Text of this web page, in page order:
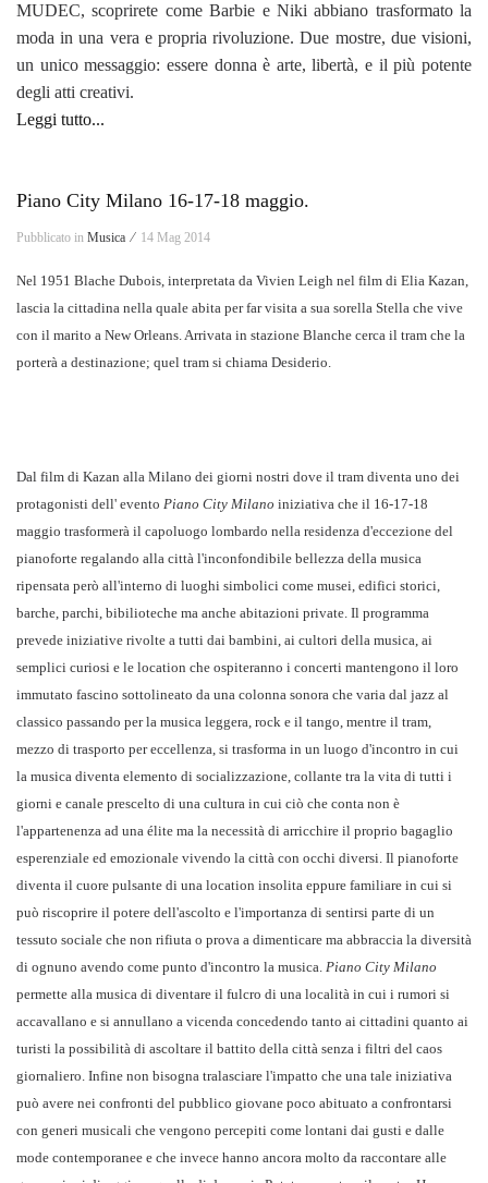
MUDEC, scoprirete come Barbie e Niki abbiano trasformato la
moda in una vera e propria rivoluzione. Due mostre, due visioni,
un unico messaggio: essere donna è arte, libertà, e il più potente
degli atti creativi.
Leggi tutto...
Piano City Milano 16-17-18 maggio.
Pubblicato in Musica ⁄ 14 Mag 2014
Nel 1951 Blache Dubois, interpretata da Vivien Leigh nel film di Elia Kazan,
lascia la cittadina nella quale abita per far visita a sua sorella Stella che vive
con il marito a New Orleans. Arrivata in stazione Blanche cerca il tram che la
porterà a destinazione; quel tram si chiama Desiderio.
Dal film di Kazan alla Milano dei giorni nostri dove il tram diventa uno dei
protagonisti dell' evento Piano City Milano iniziativa che il 16-17-18
maggio trasformerà il capoluogo lombardo nella residenza d'eccezione del
pianoforte regalando alla città l'inconfondibile bellezza della musica
ripensata però all'interno di luoghi simbolici come musei, edifici storici,
barche, parchi, bibilioteche ma anche abitazioni private. Il programma
prevede iniziative rivolte a tutti dai bambini, ai cultori della musica, ai
semplici curiosi e le location che ospiteranno i concerti mantengono il loro
immutato fascino sottolineato da una colonna sonora che varia dal jazz al
classico passando per la musica leggera, rock e il tango, mentre il tram,
mezzo di trasporto per eccellenza, si trasforma in un luogo d'incontro in cui
la musica diventa elemento di socializzazione, collante tra la vita di tutti i
giorni e canale prescelto di una cultura in cui ciò che conta non è
l'appartenenza ad una élite ma la necessità di arricchire il proprio bagaglio
esperenziale ed emozionale vivendo la città con occhi diversi. Il pianoforte
diventa il cuore pulsante di una location insolita eppure familiare in cui si
può riscoprire il potere dell'ascolto e l'importanza di sentirsi parte di un
tessuto sociale che non rifiuta o prova a dimenticare ma abbraccia la diversità
di ognuno avendo come punto d'incontro la musica. Piano City Milano
permette alla musica di diventare il fulcro di una località in cui i rumori si
accavallano e si annullano a vicenda concedendo tanto ai cittadini quanto ai
turisti la possibilità di ascoltare il battito della città senza i filtri del caos
giornaliero. Infine non bisogna tralasciare l'impatto che una tale iniziativa
può avere nei confronti del pubblico giovane poco abituato a confrontarsi
con generi musicali che vengono percepiti come lontani dai gusti e dalle
mode contemporanee e che invece hanno ancora molto da raccontare alle